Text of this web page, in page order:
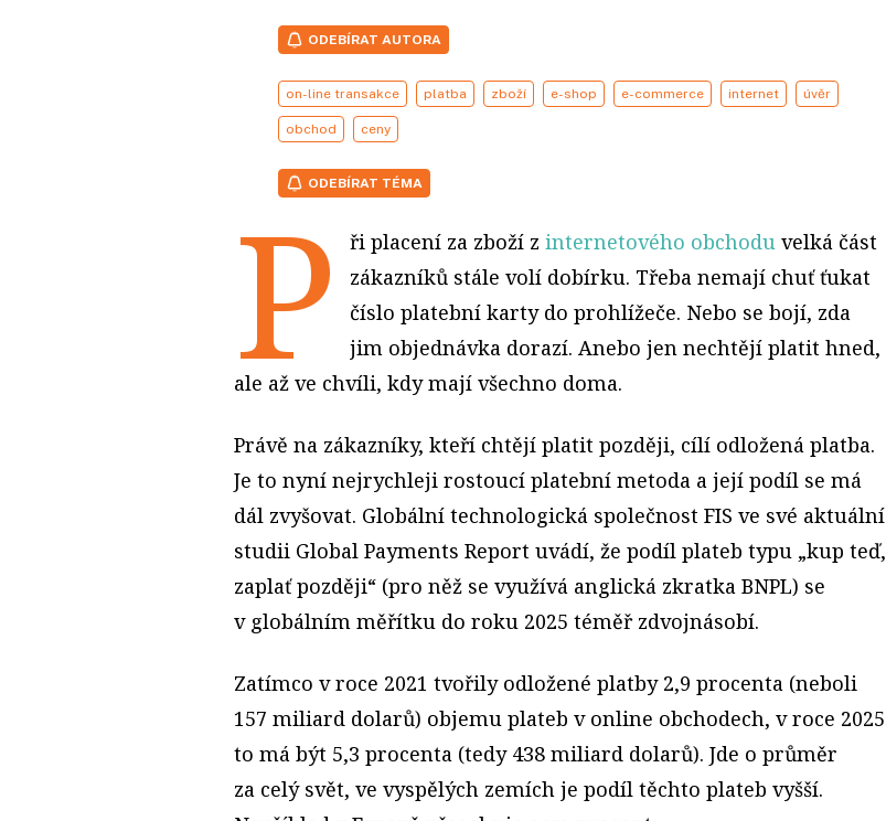
ODEBÍRAT AUTORA
on-line transakce platba zboží e-shop e-commerce internet úvěr
obchod ceny
ODEBÍRAT TÉMA
P ři placení za zboží z internetového obchodu velká část
zákazníků stále volí dobírku. Třeba nemají chuť ťukat
číslo platební karty do prohlížeče. Nebo se bojí, zda
jim objednávka dorazí. Anebo jen nechtějí platit hned,
ale až ve chvíli, kdy mají všechno doma.
Právě na zákazníky, kteří chtějí platit později, cílí odložená platba.
Je to nyní nejrychleji rostoucí platební metoda a její podíl se má
dál zvyšovat. Globální technologická společnost FIS ve své aktuální
studii Global Payments Report uvádí, že podíl plateb typu „kup teď,
zaplať později“ (pro něž se využívá anglická zkratka BNPL) se
v globálním měřítku do roku 2025 téměř zdvojnásobí.
Zatímco v roce 2021 tvořily odložené platby 2,9 procenta (neboli
157 miliard dolarů) objemu plateb v online obchodech, v roce 2025
to má být 5,3 procenta (tedy 438 miliard dolarů). Jde o průměr
za celý svět, ve vyspělých zemích je podíl těchto plateb vyšší.